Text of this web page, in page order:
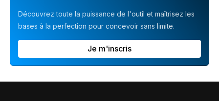
Découvrez toute la puissance de l'outil et maîtrisez les
bases à la perfection pour concevoir sans limite.
Je m'inscris